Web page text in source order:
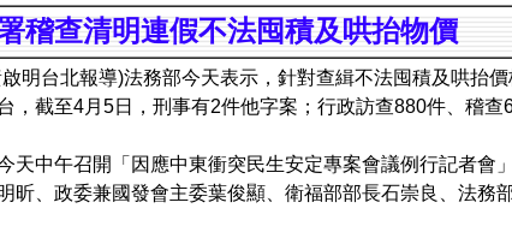
稽查清明連假不法囤積及哄抬物價
明台北報導)法務部今天表示，針對查緝不法囤積及哄抬
，截至4月5日，刑事有2件他字案；行政訪查880件、稽查
天中午召開「因應中東衝突民生安定專案會議例行記者會
昕、政委兼國發會主委葉俊顯、衛福部部長石崇良、法務